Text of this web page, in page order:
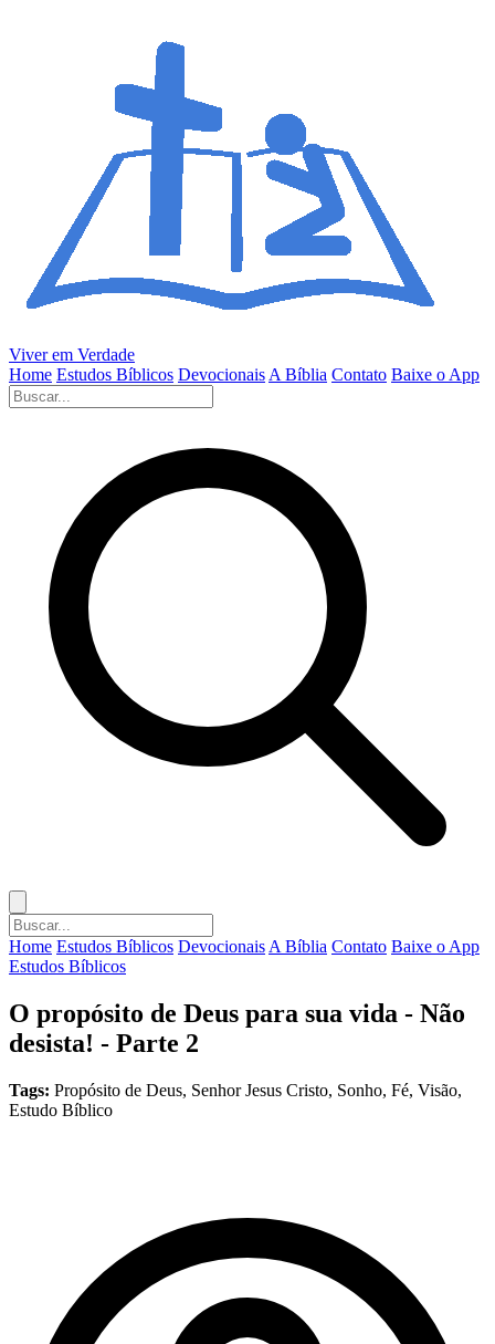
Viver em Verdade
Home Estudos Bíblicos Devocionais A Bíblia Contato Baixe o App
Home Estudos Bíblicos Devocionais A Bíblia Contato Baixe o App
Estudos Bíblicos
O propósito de Deus para sua vida - Não
desista! - Parte 2
Tags: Propósito de Deus, Senhor Jesus Cristo, Sonho, Fé, Visão,
Estudo Bíblico